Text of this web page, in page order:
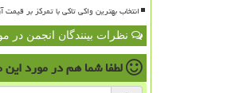
انتخاب بهترین واکی تاکی با تمرکز بر قیمت
نظرات بینندگان انجمن در
لطفا شما همدر مورد